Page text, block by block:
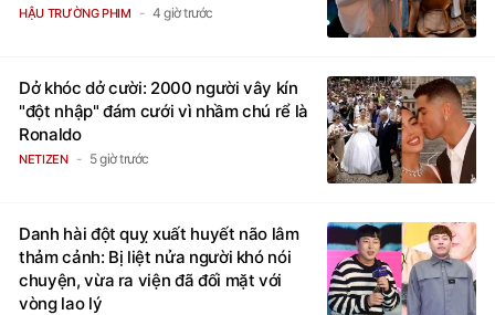
HẬU TRƯỜNG PHIM 4 giờ trước
Dở khóc dở cười: 2000 người vây kín
"đột nhập" đám cưới vì nhầm chú rể là
Ronaldo
NETIZEN 5 giờ trước
Danh hài đột quỵ xuất huyết não lâm
thảm cảnh: Bị liệt nửa người khó nói
chuyện, vừa ra viện đã đối mặt với
vòng lao lý